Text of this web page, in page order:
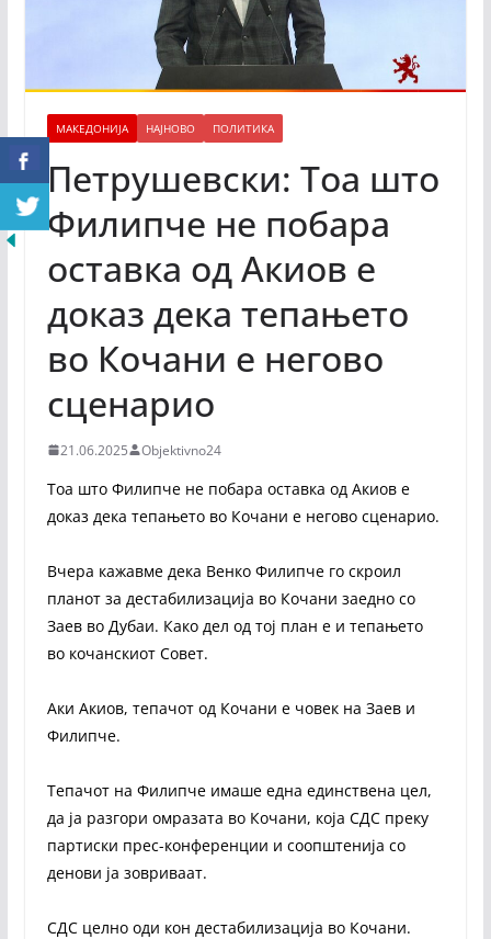
МАКЕДОНИЈА НАЈНОВО ПОЛИТИКА
Петрушевски: Тоа што
Филипче не побара
оставка од Акиов е
доказ дека тепањето
во Кочани е негово
сценарио
21.06.2025 Objektivno24
Тоа што Филипче не побара оставка од Акиов е
доказ дека тепањето во Кочани е негово сценарио.
Вчера кажавме дека Венко Филипче го скроил
планот за дестабилизација во Кочани заедно со
Заев во Дубаи. Како дел од тој план е и тепањето
во кочанскиот Совет.
Аки Акиов, тепачот од Кочани е човек на Заев и
Филипче.
Тепачот на Филипче имаше една единствена цел,
да ја разгори омразата во Кочани, која СДС преку
партиски прес-конференции и соопштенија со
денови ја зовриваат.
СДС целно оди кон дестабилизација во Кочани.